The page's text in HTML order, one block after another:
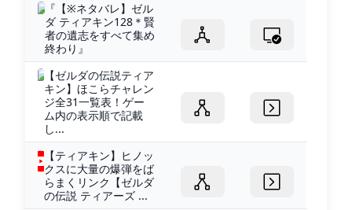
『【※ネタバレ】ゼル
ダ ティアキン128＊賢
者の遺志をすべて集め
終わり』
【ゼルダの伝説ティア
キン】ほこらチャレン
ジ全31一覧表！ゲー
ム内の表示順で記載
し...
【ティアキン】ヒノッ
クスに大量の爆弾をば
らまくリンク【ゼルダ
の伝説 ティアーズ ...